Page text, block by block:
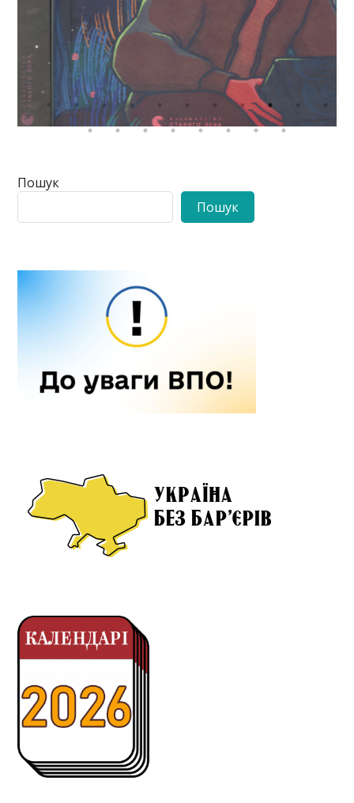
Пошук
Пошук